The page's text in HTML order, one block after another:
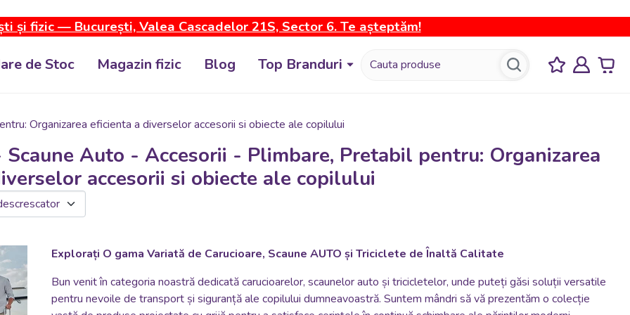
și fizic — București, Valea Cascadelor 21S, Sector 6. Te așteptăm!
de Stoc Magazin fizic Blog Top Branduri
Organizarea eficienta a diverselor accesorii si obiecte ale copilului
Scaune Auto - Accesorii - Plimbare, Pretabil pentru: Organizarea
accesorii si obiecte ale copilului
Explorați O gama Variată de Carucioare, Scaune AUTO și Triciclete de Înaltă Calitate
Bun venit în categoria noastră dedicată carucioarelor, scaunelor auto și tricicletelor, unde puteți găsi soluții versatile
pentru nevoile de transport și siguranță ale copilului dumneavoastră. Suntem mândri să vă prezentăm o colecție